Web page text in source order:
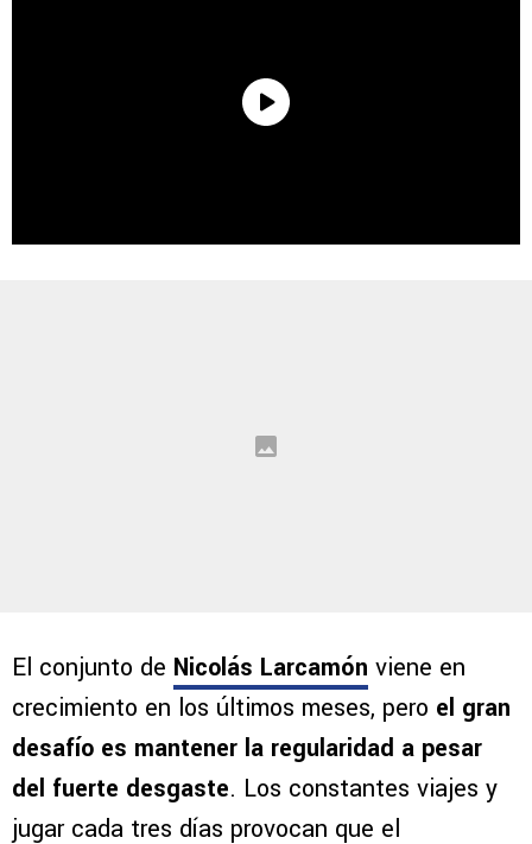
El conjunto de Nicolás Larcamón viene en
crecimiento en los últimos meses, pero el gran
desafío es mantener la regularidad a pesar
del fuerte desgaste. Los constantes viajes y
jugar cada tres días provocan que el